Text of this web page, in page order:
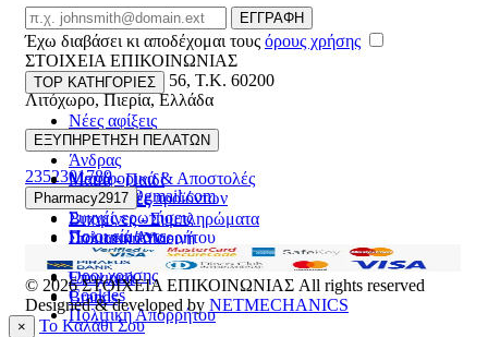
Email
ΕΓΓΡΑΦΗ
Έχω διαβάσει κι αποδέχομαι τους όρους χρήσης
ΣΤΟΙΧΕΙΑ ΕΠΙΚΟΙΝΩΝΙΑΣ
Βασ. Κωνσταντίνου 56, T.K. 60200
Λιτόχωρο,Πιερία,Ελλάδα
ΓΕΜΗ:165892448000
2352301789
pharmacy2917@gmail.com
TOP ΚΑΤΗΓΟΡΙΕΣ
Νέες αφίξεις
Γυναίκα
Άνδρας
Μαμά - Παιδί
Προσφορές
Βιταμίνες - Συμπληρώματα
Στοματική Υγιεινή
Πρόσωπο
Εποχιακά
Brands
ΕΞΥΠΗΡΕΤΗΣΗ ΠΕΛΑΤΩΝ
Μεταφορικά & Αποστολές
Επιστροφές προϊόντων
Συχνές ερωτήσεις
Πολιτική Απορρήτου
Pharmacy2917
Ποιοι είμαστε
Επικοινωνία
Όροι χρήσης
Cookies
Πολιτική Απορρήτου
© 2026ΣΤΟΙΧΕΙΑ ΕΠΙΚΟΙΝΩΝΙΑΣ All rights reserved
Designed & developed by NETMECHANICS
× Το Καλάθι Σου